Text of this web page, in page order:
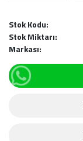
Stok Kodu:
Stok Miktarı:
Markası: